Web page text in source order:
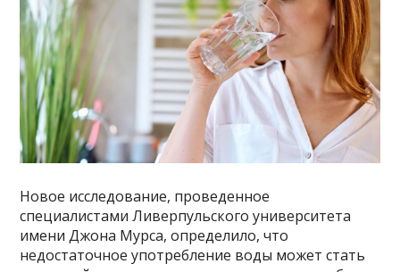
Новое исследование, проведенное
специалистами Ливерпульского университета
имени Джона Мурса, определило, что
недостаточное употребление воды может стать